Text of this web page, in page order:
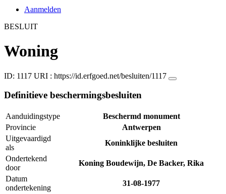
Aanmelden
BESLUIT
Woning
ID: 1117 URI : https://id.erfgoed.net/besluiten/1117
Definitieve beschermingsbesluiten
Aanduidingstype
Beschermd monument
Provincie
Antwerpen
Uitgevaardigd
als
Koninklijke besluiten
Ondertekend
door
Koning Boudewijn, De Backer, Rika
Datum
ondertekening
31-08-1977